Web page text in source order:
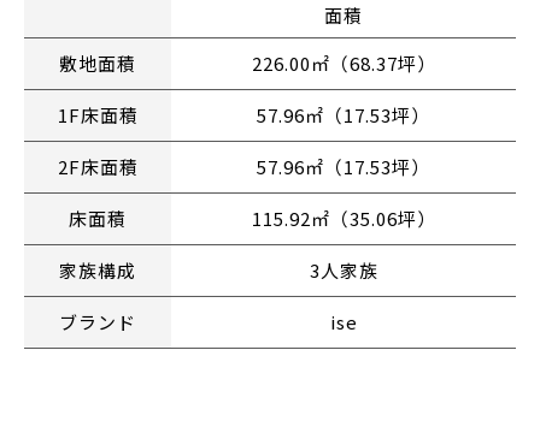
面積
敷地面積
226.00㎡（68.37坪）
1F床面積 57.96㎡（17.53坪）
2F床面積 57.96㎡（17.53坪）
床面積 115.92㎡（35.06坪）
家族構成 3人家族
ブランド ise